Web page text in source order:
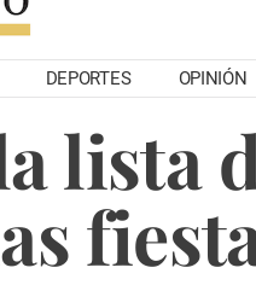
DEPORTES OPINIÓN
lista